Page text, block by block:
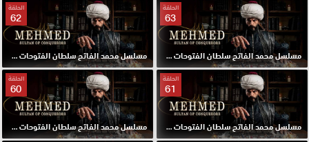
الحلقة
63
مسلسل محمد الفاتح سلطان الفتوحات مترجم الحلقة 63 HD
الحلقة
62
مسلسل محمد الفاتح سلطان الفتوحات مترجم الحلقة 62 HD
الحلقة
61
مسلسل محمد الفاتح سلطان الفتوحات مترجم الحلقة 61 HD
الحلقة
60
مسلسل محمد الفاتح سلطان الفتوحات مترجم الحلقة 60 HD